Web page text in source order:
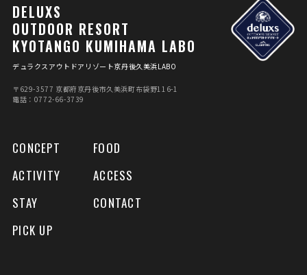
DELUXS
OUTDOOR RESORT
KYOTANGO KUMIHAMA LABO
デュラクスアウトドアリゾート京丹後久美浜LABO
〒629-3577 京都府京丹後市久美浜町布袋野116-1
電話：0772-66-3739
CONCEPT
ACTIVITY
STAY
PICK UP
FOOD
ACCESS
CONTACT